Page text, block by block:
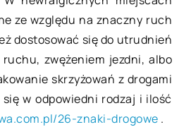
ze względu na znaczny ruch
dostosować się do utrudnień
zwężeniem jezdni, albo
skrzyżowań z drogami
w odpowiedni rodzaj i ilość
26-znaki-drogowe .
Czy wybór domeny jest ważny?
Myśląc o własnym blogu, sklepie
internetowym czy stronie
konieczne jest dobranie
odpowiedniej domeny, która
okazać kluczową decyzją […]